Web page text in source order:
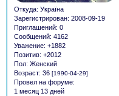
Откуда: Україна
Зарегистрирован: 2008-09-19
Приглашений: 0
Сообщений: 4162
Уважение: +1882
Позитив: +2012
Пол: Женский
Возраст: 36 [1990-04-29]
Провел на форуме:
1 месяц 13 дней